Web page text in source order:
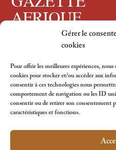
Gérer le
cookies
Pour offrir les meilleures expériences,
cookies pour stocker et/ou accéder aux
consentir à ces technologies nous
comportement de navigation ou les ID
consentir ou de retirer son consentement
caractéristiques et fonctions.
AFRIQUE
Tous droits réservés, 2024